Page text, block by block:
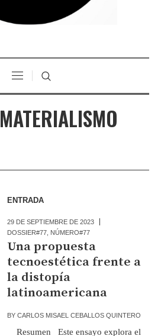
MATERIALISMO
ENTRADA
29 DE SEPTIEMBRE DE 2023
DOSSIER#77 NÚMERO#77
Una propuesta
tecnoestética frente a
la distopía
latinoamericana
BYCARLOS MISAEL CEBALLOS QUINTERO
Resumen Este ensayo explora el